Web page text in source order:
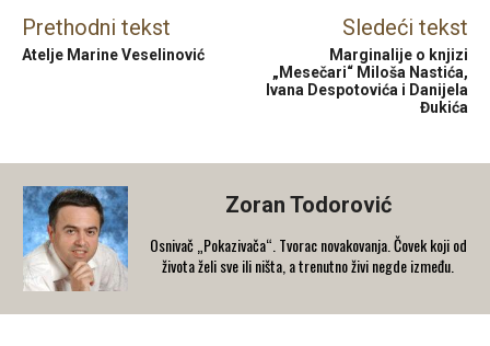
Prethodni tekst
Atelje Marine Veselinović
Sledeći tekst
Marginalije o knjizi
„Mesečari“ Miloša Nastića,
Ivana Despotovića i Danijela
Đukića
Zoran Todorović
Osnivač „Pokazivača“. Tvorac novakovanja. Čovek koji od
života želi sve ili ništa, a trenutno živi negde između.